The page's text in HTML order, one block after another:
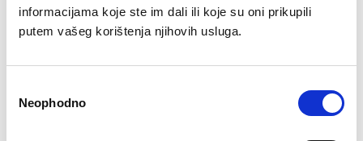
informacijama koje ste im dali ili koje su oni prikupili
putem vašeg korištenja njihovih usluga.
Selection
Neophodno
gotovo!